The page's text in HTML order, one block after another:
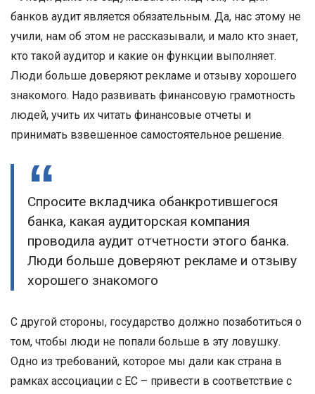
банков аудит является обязательным. Да, нас этому не
учили, нам об этом не рассказывали, и мало кто знает,
кто такой аудитор и какие он функции выполняет.
Люди больше доверяют рекламе и отзыву хорошего
знакомого. Надо развивать финансовую грамотность
людей, учить их читать финансовые отчеты и
принимать взвешенное самостоятельное решение.
Спросите вкладчика обанкротившегося
банка, какая аудиторская компания
проводила аудит отчетности этого банка.
Люди больше доверяют рекламе и отзыву
хорошего знакомого
С другой стороны, государство должно позаботиться о
том, чтобы люди не попали больше в эту ловушку.
Одно из требований, которое мы дали как страна в
рамках ассоциации с ЕС – привести в соответствие с